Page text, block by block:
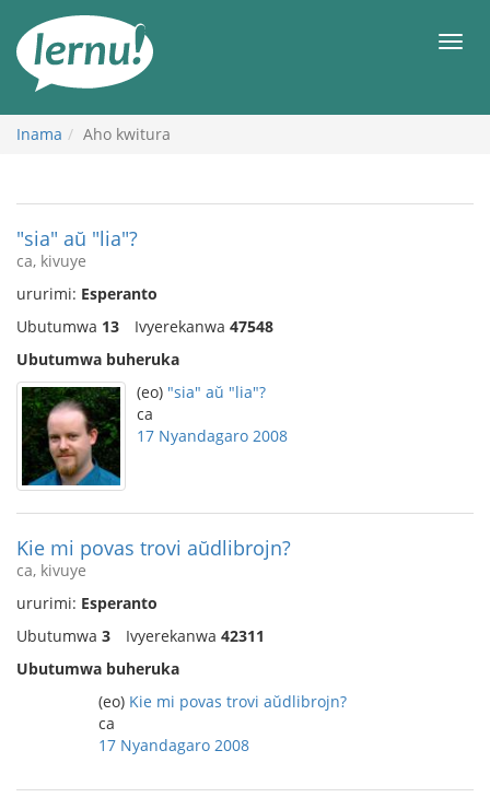
rupapuro
rw'ibirimwo
Inama Aho kwitura
"sia" aŭ "lia"?
ca, kivuye
ururimi: Esperanto
Ubutumwa 13 Ivyerekanwa 47548
Ubutumwa buheruka
(eo) "sia" aŭ "lia"?
ca
17 Nyandagaro 2008
Kie mi povas trovi aŭdlibrojn?
ca, kivuye
ururimi: Esperanto
Ubutumwa 3 Ivyerekanwa 42311
Ubutumwa buheruka
(eo) Kie mi povas trovi aŭdlibrojn?
ca
17 Nyandagaro 2008